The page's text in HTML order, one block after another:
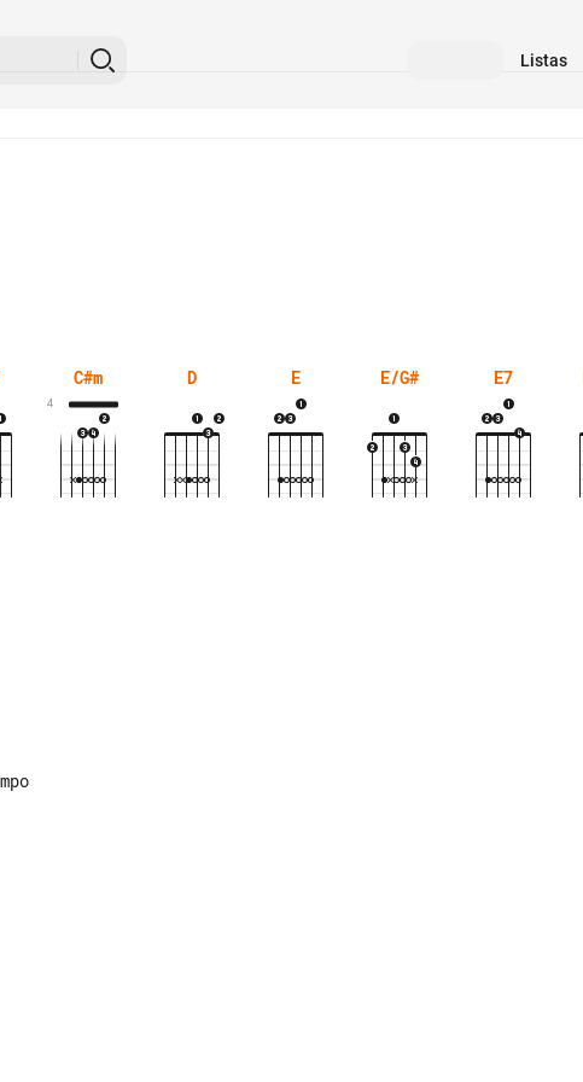
Listas
C#m
4
D E E/G# E7